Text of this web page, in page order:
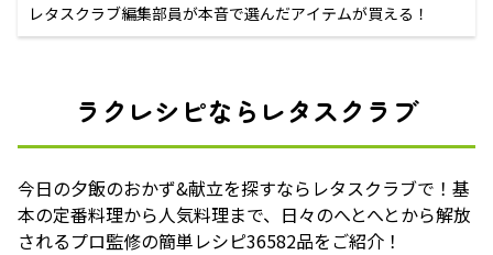
レタスクラブ編集部員が本音で選んだアイテムが買える！
ラクレシピならレタスクラブ
今日の夕飯のおかず&献立を探すならレタスクラブで！基
本の定番料理から人気料理まで、日々のへとへとから解放
されるプロ監修の簡単レシピ36582品をご紹介！